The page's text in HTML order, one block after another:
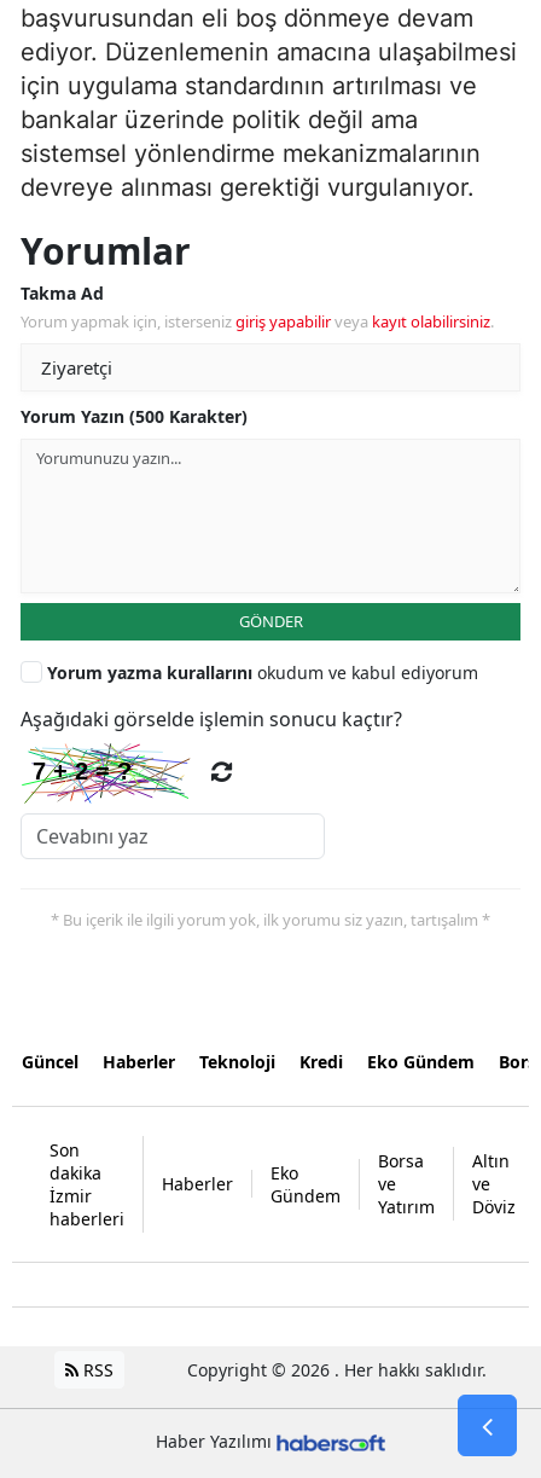
başvurusundan eli boş dönmeye devam
ediyor. Düzenlemenin amacına ulaşabilmesi
için uygulama standardının artırılması ve
bankalar üzerinde politik değil ama
sistemsel yönlendirme mekanizmalarının
devreye alınması gerektiği vurgulanıyor.
Yorumlar
Takma Ad
Yorum yapmak için, istersenizgiriş yapabilirveya kayıt olabilirsiniz.
Yorum Yazın (500 Karakter)
GÖNDER
Yorum yazma kurallarını okudum ve kabul ediyorum
Aşağıdaki görselde işlemin sonucu kaçtır?
* Bu içerik ile ilgili yorum yok, ilk yorumu siz yazın, tartışalım *
Güncel Haberler Teknoloji Kredi Eko Gündem
Son
dakika
İzmir
haberleri
Haberler
Eko
Gündem
Borsa
ve
Yatırım
Altın
ve
Döviz
RSS Copyright © 2026 . Her hakkı saklıdır.
Haber Yazılımı